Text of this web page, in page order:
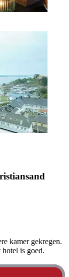
kamer gekregen.
is goed.